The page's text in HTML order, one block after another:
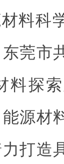
料科
莞市
料探
源材
打造